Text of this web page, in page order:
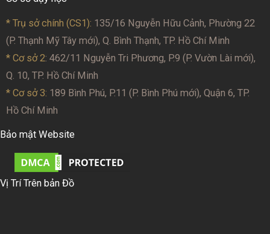
* Trụ sở chính (CS1): 135/16 Nguyễn Hữu Cảnh, Phường 22
(P. Thạnh Mỹ Tây mới), Q. Bình Thạnh, TP. Hồ Chí Minh
* Cơ sở 2: 462/11 Nguyễn Tri Phương, P.9 (P. Vườn Lài mới),
Q. 10, TP. Hồ Chí Minh
* Cơ sở 3: 189 Bình Phú, P.11 (P. Bình Phú mới), Quận 6, TP.
Hồ Chí Minh
Bảo mật Website
Vị Trí Trên bản Đồ